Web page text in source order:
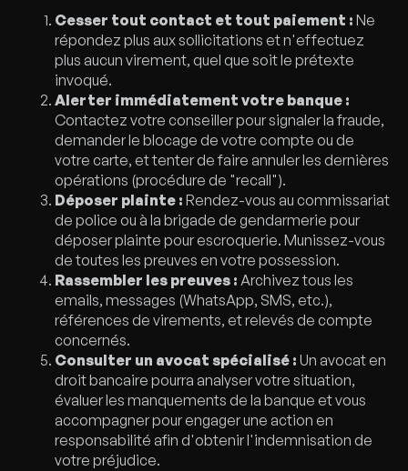
Cesser tout contact et tout paiement : Ne
répondez plus aux sollicitations et n'effectuez
plus aucun virement, quel que soit le prétexte
invoqué.
Alerter immédiatement votre banque :
Contactez votre conseiller pour signaler la fraude,
demander le blocage de votre compte ou de
votre carte, et tenter de faire annuler les dernières
opérations (procédure de "recall").
Déposer plainte : Rendez-vous au commissariat
de police ou à la brigade de gendarmerie pour
déposer plainte pour escroquerie. Munissez-vous
de toutes les preuves en votre possession.
Rassembler les preuves : Archivez tous les
emails, messages (WhatsApp, SMS, etc.),
références de virements, et relevés de compte
concernés.
Consulter un avocat spécialisé : Un avocat en
droit bancaire pourra analyser votre situation,
évaluer les manquements de la banque et vous
accompagner pour engager une action en
responsabilité afin d'obtenir l'indemnisation de
votre préjudice.